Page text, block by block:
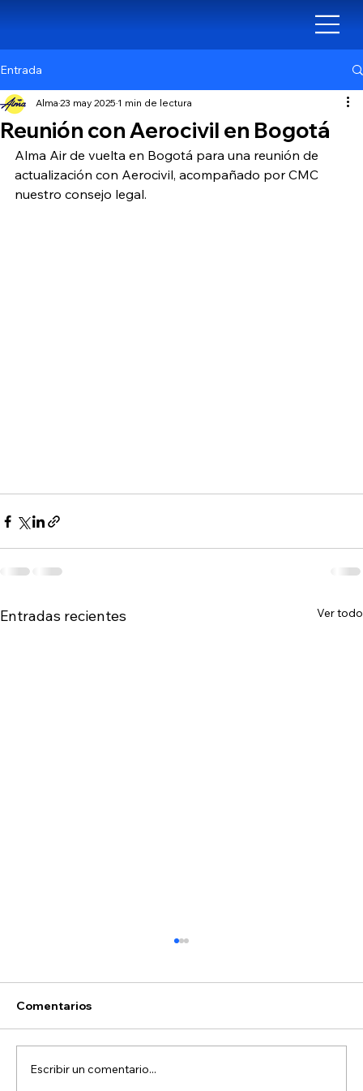
Entrada
Reunión con Aerocivil en Bogotá
Alma 23 may 2025 1 min de lectura
Alma Air de vuelta en Bogotá para una reunión de
actualización con Aerocivil, acompañado por CMC
nuestro consejo legal.
Entradas recientes Ver todo
Comentarios
Escribir un comentario...